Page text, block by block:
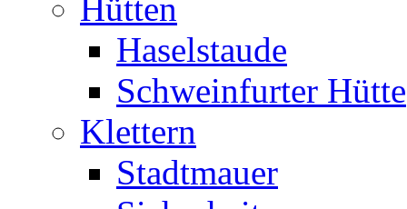
Hütten
Haselstaude
Schweinfurter Hütte
Klettern
Stadtmauer